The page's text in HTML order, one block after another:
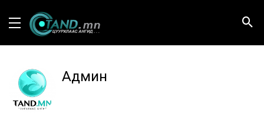
Админ